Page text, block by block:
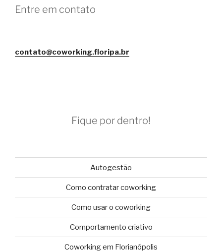
Entre em contato
contato@coworking.floripa.br
Fique por dentro!
Autogestão
Como contratar coworking
Como usar o coworking
Comportamento criativo
Coworking em Florianópolis